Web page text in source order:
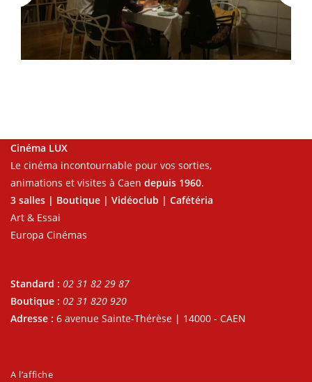
Cinéma LUX
Le cinéma incontournable pour vos sorties,
animations et visites à Caen depuis 1960.
3 salles | Boutique | Vidéoclub | Cafétéria
Art & Essai
Europa Cinémas
Standard : 02 31 82 29 87
Boutique : 02 31 820 920
Adresse : 6 avenue Sainte-Thérèse | 14000 - CAEN
A l’affiche